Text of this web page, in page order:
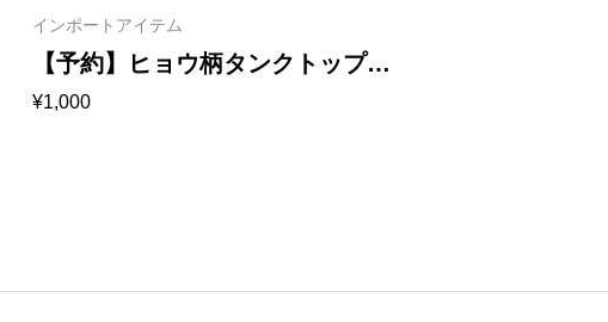
インポートアイテム
【予約】ヒョウ柄タンクトップ
1004
¥1,000